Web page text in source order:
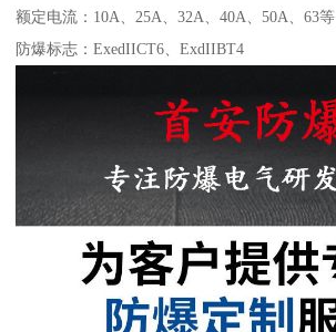
额定电流：10A、25A、32A、40A、50A、63等
防爆标志：ExedIICT6、ExdIIBT4